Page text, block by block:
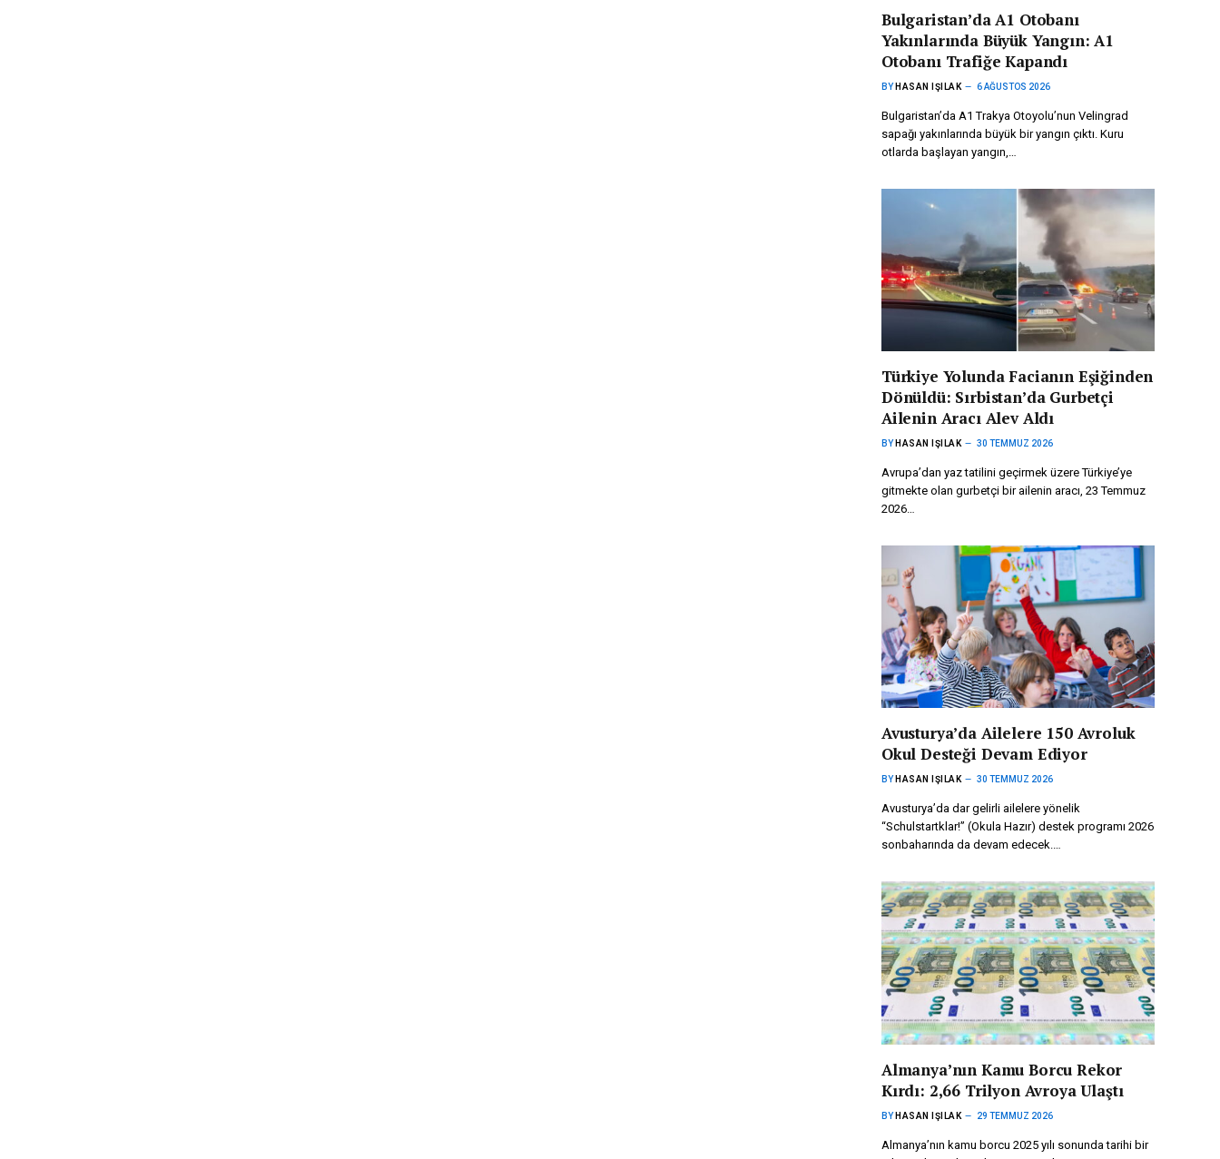
Bulgaristan’da A1 Otobanı
Yakınlarında Büyük Yangın: A1
Otobanı Trafiğe Kapandı
BY HASAN IŞILAK 6 AĞUSTOS 2026
Bulgaristan’da A1 Trakya Otoyolu’nun Velingrad
sapağı yakınlarında büyük bir yangın çıktı. Kuru
otlarda başlayan yangın,…
Türkiye Yolunda Facianın Eşiğinden
Dönüldü: Sırbistan’da Gurbetçi
Ailenin Aracı Alev Aldı
BY HASAN IŞILAK 30 TEMMUZ 2026
Avrupa’dan yaz tatilini geçirmek üzere Türkiye’ye
gitmekte olan gurbetçi bir ailenin aracı, 23 Temmuz
2026…
Avusturya’da Ailelere 150 Avroluk
Okul Desteği Devam Ediyor
BY HASAN IŞILAK 30 TEMMUZ 2026
Avusturya’da dar gelirli ailelere yönelik
“Schulstartklar!” (Okula Hazır) destek programı 2026
sonbaharında da devam edecek.…
Almanya’nın Kamu Borcu Rekor
Kırdı: 2,66 Trilyon Avroya Ulaştı
BY HASAN IŞILAK 29 TEMMUZ 2026
Almanya’nın kamu borcu 2025 yılı sonunda tarihi bir